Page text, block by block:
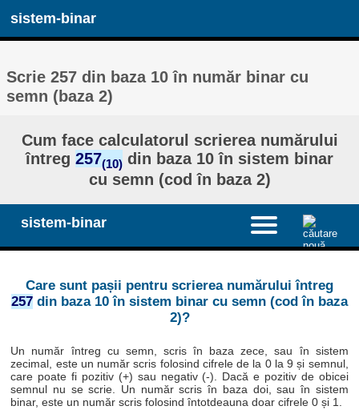
sistem-binar
Scrie 257 din baza 10 în număr binar cu
semn (baza 2)
Cum face calculatorul scrierea numărului
întreg 257(10) din baza 10 în sistem binar
cu semn (cod în baza 2)
sistem-binar
Care sunt pașii pentru scrierea numărului întreg
257 din baza 10 în sistem binar cu semn (cod în baza
2)?
Un număr întreg cu semn, scris în baza zece, sau în sistem
zecimal, este un număr scris folosind cifrele de la 0 la 9 și semnul,
care poate fi pozitiv (+) sau negativ (-). Dacă e pozitiv de obicei
semnul nu se scrie. Un număr scris în baza doi, sau în sistem
binar, este un număr scris folosind întotdeauna doar cifrele 0 și 1.